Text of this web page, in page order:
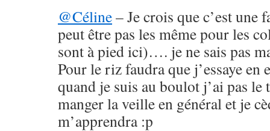
@Céline– Je crois que c’est une
peut être pas les même pour les
sont à pied ici)…. je ne sais pas
Pour le riz faudra que j’essaye en
quand je suis au boulot j’ai pas le
manger la veille en général et je
m’apprendra :p